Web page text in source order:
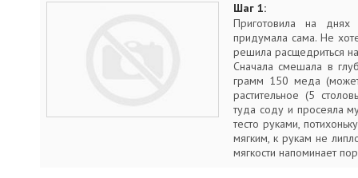
Шаг 1:
Приготовила на
придумала сама. Не
решила расщедриться
Сначала смешала в
грамм 150 меда
растительное (5
туда соду и просеяла
тесто руками,
мягким, к рукам не
мягкости напоминает